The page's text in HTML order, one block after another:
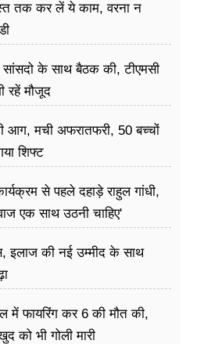
तक कर लें ये काम, वरना न
सांसदो के साथ बैठक की, टीएमसी
रहें मौजूद
आग, मची अफरातफरी, 50 बच्चों
शिफ्ट
से पहले दहाड़े राहुल गांधी,
एक साथ उठनी चाहिए'
इलाज की नई उम्मीद के साथ
में फायरिंग कर 6 की मौत की,
को भी गोली मारी